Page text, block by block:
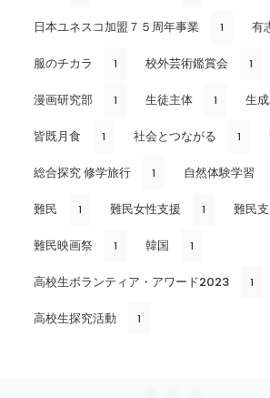
日本ユネスコ加盟７５周年事業 1 有
服のチカラ 1 校外芸術鑑賞会 1
漫画研究部 1 生徒主体 1 生
皆既月食 1 社会とつながる 1
総合探究 修学旅行 1 自然体験学習
難民 1 難民女性支援 1 難民支
難民映画祭 1 韓国 1
高校生ボランティア・アワード2023 1
高校生探究活動 1